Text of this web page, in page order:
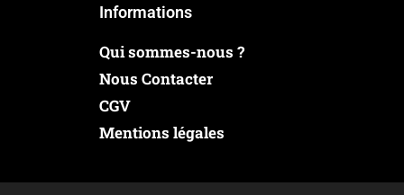
Informations
Qui sommes-nous ?
Nous Contacter
CGV
Mentions légales